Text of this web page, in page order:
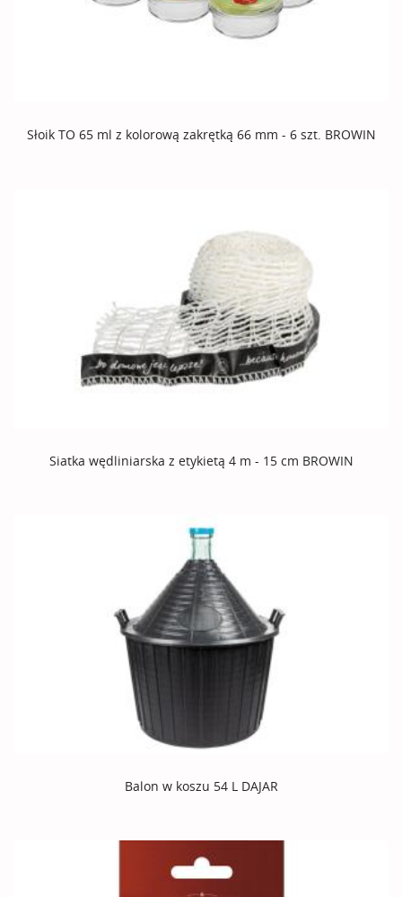
Słoik TO 65 ml z kolorową zakrętką 66 mm - 6 szt. BROWIN
Siatka wędliniarska z etykietą 4 m - 15 cm BROWIN
Balon w koszu 54 L DAJAR